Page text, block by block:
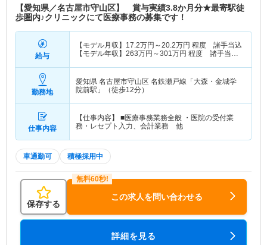
【愛知県／名古屋市守山区】 賞与実績3.8か月分★最寄駅徒
歩圏内♪クリニックにて医療事務の募集です！
給与
【モデル月収】 17.2万円～20.2万円 程度 諸手当込
【モデル年収】 263万円～301万円 程度 諸手当
勤務地
愛知県 名古屋市守山区 名鉄瀬戸線「大森・金城学
院前駅」（徒歩12分）
仕事内容
【仕事内容】 ■医療事務業務全般 ・医院の受付業
務・レセプト入力、会計業務 他
車通勤可 積極採用中
保存する
この求人を問い合わせる
詳細を見る